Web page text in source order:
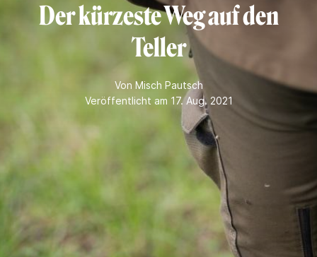
Der kürzeste Weg auf den
Teller
Von Misch Pautsch
Veröffentlicht am 17. Aug. 2021